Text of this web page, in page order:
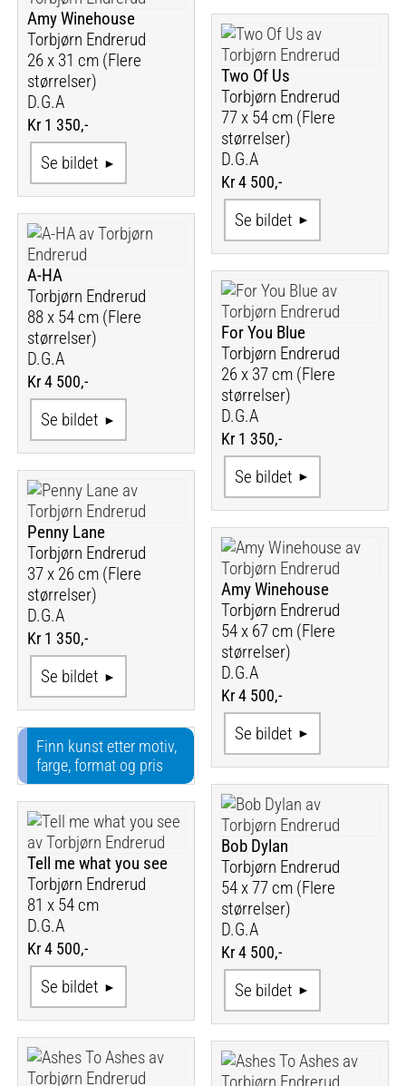
Amy Winehouse
Torbjørn Endrerud
26 x 31 cm (Flere
størrelser)
D.G.A
Kr 1 350,-
Se bildet
Two Of Us
Torbjørn Endrerud
77 x 54 cm (Flere
størrelser)
D.G.A
Kr 4 500,-
Se bildet
A-HA
Torbjørn Endrerud
88 x 54 cm (Flere
størrelser)
D.G.A
Kr 4 500,-
Se bildet
For You Blue
Torbjørn Endrerud
26 x 37 cm (Flere
størrelser)
D.G.A
Kr 1 350,-
Se bildet
Penny Lane
Torbjørn Endrerud
37 x 26 cm (Flere
størrelser)
D.G.A
Kr 1 350,-
Se bildet
Amy Winehouse
Torbjørn Endrerud
54 x 67 cm (Flere
størrelser)
D.G.A
Kr 4 500,-
Se bildet
Finn kunst etter motiv,
farge, format og pris
Bob Dylan
Torbjørn Endrerud
54 x 77 cm (Flere
størrelser)
D.G.A
Kr 4 500,-
Se bildet
Tell me what you see
Torbjørn Endrerud
81 x 54 cm
D.G.A
Kr 4 500,-
Se bildet